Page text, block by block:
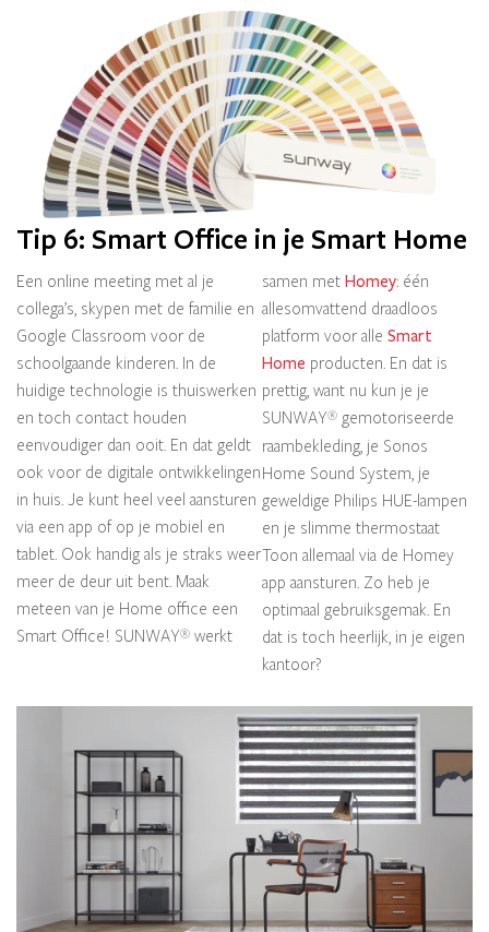
Tip 6: Smart Office in je Smart Home
Een online meeting met al je
collega’s, skypen met de familie en
Google Classroom voor de
schoolgaande kinderen. In de
huidige technologie is thuiswerken
en toch contact houden
eenvoudiger dan ooit. En dat geldt
ook voor de digitale ontwikkelingen
in huis. Je kunt heel veel aansturen
via een app of op je mobiel en
tablet. Ook handig als je straks weer
meer de deur uit bent. Maak
meteen van je Home office een
Smart Office! SUNWAY® werkt
samen metHomey: één
allesomvattend draadloos
platform voor alleSmart
Home producten. En dat is
prettig, want nu kun je je
SUNWAY® gemotoriseerde
raambekleding, je Sonos
Home Sound System, je
geweldige Philips HUE-lampen
en je slimme thermostaat
Toon allemaal via de Homey
app aansturen. Zo heb je
optimaal gebruiksgemak. En
dat is toch heerlijk, in je eigen
kantoor?